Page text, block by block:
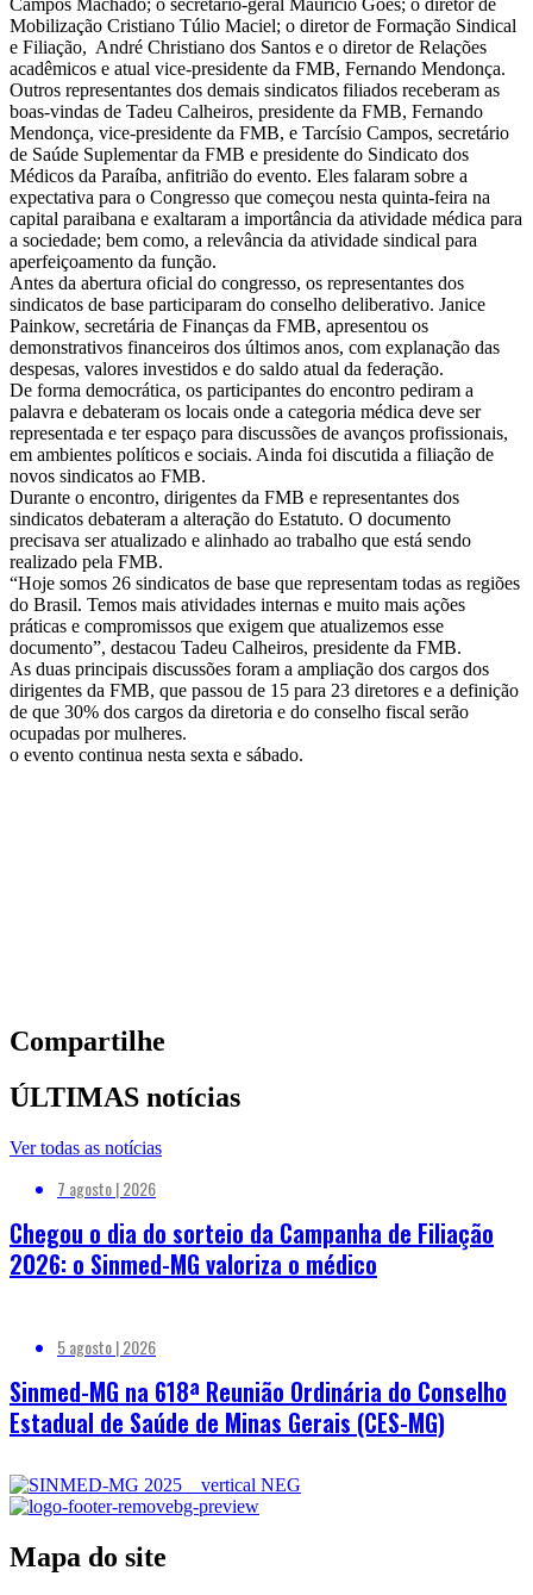
Campos Machado; o secretário-geral Maurício Góes; o diretor de
Mobilização Cristiano Túlio Maciel; o diretor de Formação Sindical
e Filiação, André Christiano dos Santos e o diretor de Relações
acadêmicos e atual vice-presidente da FMB, Fernando Mendonça.
Outros representantes dos demais sindicatos filiados receberam as
boas-vindas de Tadeu Calheiros, presidente da FMB, Fernando
Mendonça, vice-presidente da FMB, e Tarcísio Campos, secretário
de Saúde Suplementar da FMB e presidente do Sindicato dos
Médicos da Paraíba, anfitrião do evento. Eles falaram sobre a
expectativa para o Congresso que começou nesta quinta-feira na
capital paraibana e exaltaram a importância da atividade médica para
a sociedade; bem como, a relevância da atividade sindical para
aperfeiçoamento da função.
Antes da abertura oficial do congresso, os representantes dos
sindicatos de base participaram do conselho deliberativo. Janice
Painkow, secretária de Finanças da FMB, apresentou os
demonstrativos financeiros dos últimos anos, com explanação das
despesas, valores investidos e do saldo atual da federação.
De forma democrática, os participantes do encontro pediram a
palavra e debateram os locais onde a categoria médica deve ser
representada e ter espaço para discussões de avanços profissionais,
em ambientes políticos e sociais. Ainda foi discutida a filiação de
novos sindicatos ao FMB.
Durante o encontro, dirigentes da FMB e representantes dos
sindicatos debateram a alteração do Estatuto. O documento
precisava ser atualizado e alinhado ao trabalho que está sendo
realizado pela FMB.
“Hoje somos 26 sindicatos de base que representam todas as regiões
do Brasil. Temos mais atividades internas e muito mais ações
práticas e compromissos que exigem que atualizemos esse
documento”, destacou Tadeu Calheiros, presidente da FMB.
As duas principais discussões foram a ampliação dos cargos dos
dirigentes da FMB, que passou de 15 para 23 diretores e a definição
de que 30% dos cargos da diretoria e do conselho fiscal serão
ocupadas por mulheres.
o evento continua nesta sexta e sábado.
Compartilhe
ÚLTIMAS notícias
Ver todas as notícias
7 agosto | 2026
Chegou o dia do sorteio da Campanha de Filiação
2026: o Sinmed-MG valoriza o médico
5 agosto | 2026
Sinmed-MG na 618ª Reunião Ordinária do Conselho
Estadual de Saúde de Minas Gerais (CES-MG)
Mapa do site